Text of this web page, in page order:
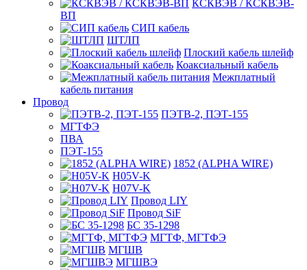
КСКВЭВ / КСКВЭВ-
ВП
СИП кабель
ШТЛП
Плоский кабель шлейф
Коаксиальный кабель
Межплатный
кабель питания
Провод
ПЭТВ-2, ПЭТ-155
МГТФЭ
ПВА
ПЭТ-155
1852 (ALPHA WIRE)
H05V-K
H07V-K
Провод LIY
Провод SiF
БС 35-1298
МГТФ, МГТФЭ
МГШВ
МГШВЭ